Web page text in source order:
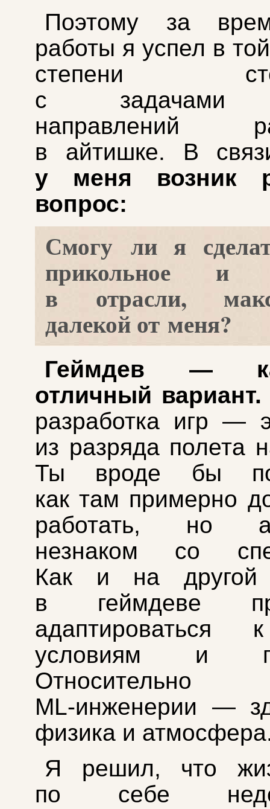
Поэтому за
работы я успел в
степени
с задачами
направлений
в айтишке. В
у меня возник
вопрос:
Смогу ли я
прикольное и
в отрасли,
далекой от меня?
Геймдев —
отличный вариант.
разработка игр —
из разряда полета
Ты вроде бы
как там примерно
работать, но
незнаком со
Как и на другой
в геймдеве
условиям и
Относительно
ML‑инженерии —
физика и
Я решил, что
по себе